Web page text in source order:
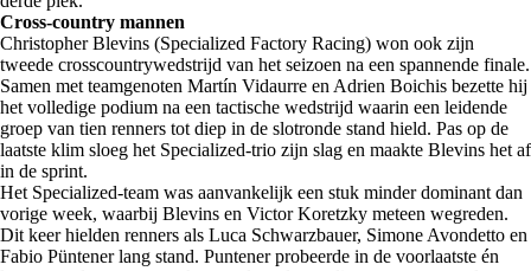
Cross-country mannen
Christopher Blevins (Specialized Factory Racing) won ook zijn
tweede crosscountrywedstrijd van het seizoen na een spannende finale.
Samen met teamgenoten Martín Vidaurre en Adrien Boichis bezette hij
het volledige podium na een tactische wedstrijd waarin een leidende
groep van tien renners tot diep in de slotronde stand hield. Pas op de
laatste klim sloeg het Specialized-trio zijn slag en maakte Blevins het af
in de sprint.
Het Specialized-team was aanvankelijk een stuk minder dominant dan
vorige week, waarbij Blevins en Victor Koretzky meteen wegreden.
Dit keer hielden renners als Luca Schwarzbauer, Simone Avondetto en
Fabio Püntener lang stand. Puntener probeerde in de voorlaatste én